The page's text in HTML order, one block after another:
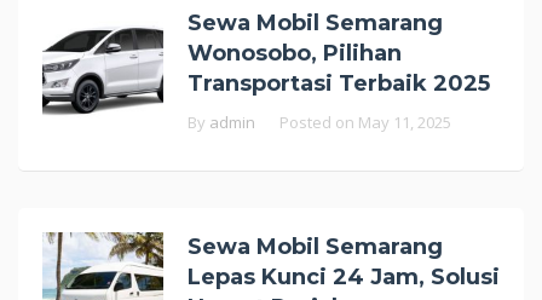
Sewa Mobil Semarang
Wonosobo, Pilihan
Transportasi Terbaik 2025
By admin Posted on May 11, 2025
Sewa Mobil Semarang
Lepas Kunci 24 Jam, Solusi